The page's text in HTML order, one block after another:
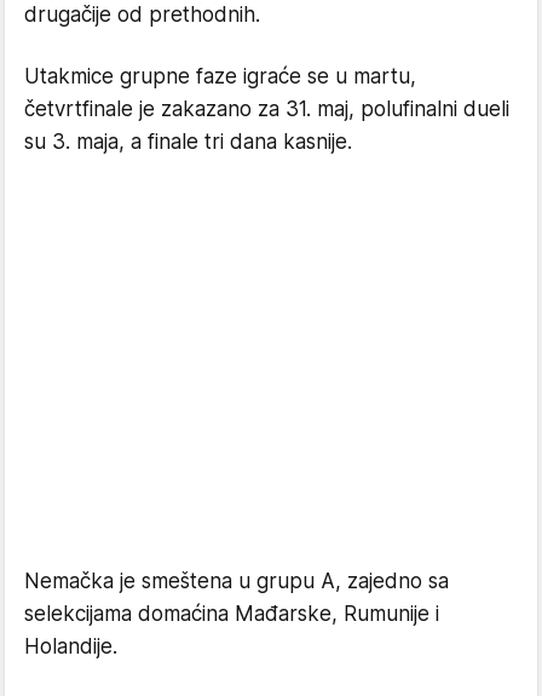
drugačije od prethodnih.
Utakmice grupne faze igraće se u martu,
četvrtfinale je zakazano za 31. maj, polufinalni dueli
su 3. maja, a finale tri dana kasnije.
Nemačka je smeštena u grupu A, zajedno sa
selekcijama domaćina Mađarske, Rumunije i
Holandije.